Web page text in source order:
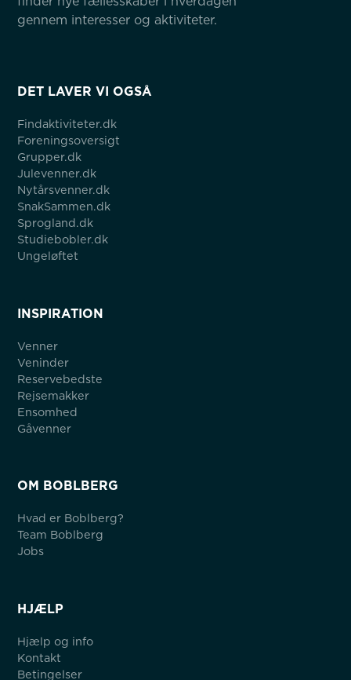
gennem interesser og aktiviteter.
DET LAVER VI OGSÅ
Findaktiviteter.dk
Foreningsoversigt
Grupper.dk
Julevenner.dk
Nytårsvenner.dk
SnakSammen.dk
Sprogland.dk
Studiebobler.dk
Ungeløftet
INSPIRATION
Venner
Veninder
Reservebedste
Rejsemakker
Ensomhed
Gåvenner
OM BOBLBERG
Hvad er Boblberg?
Team Boblberg
Jobs
HJÆLP
Hjælp og info
Kontakt
Betingelser